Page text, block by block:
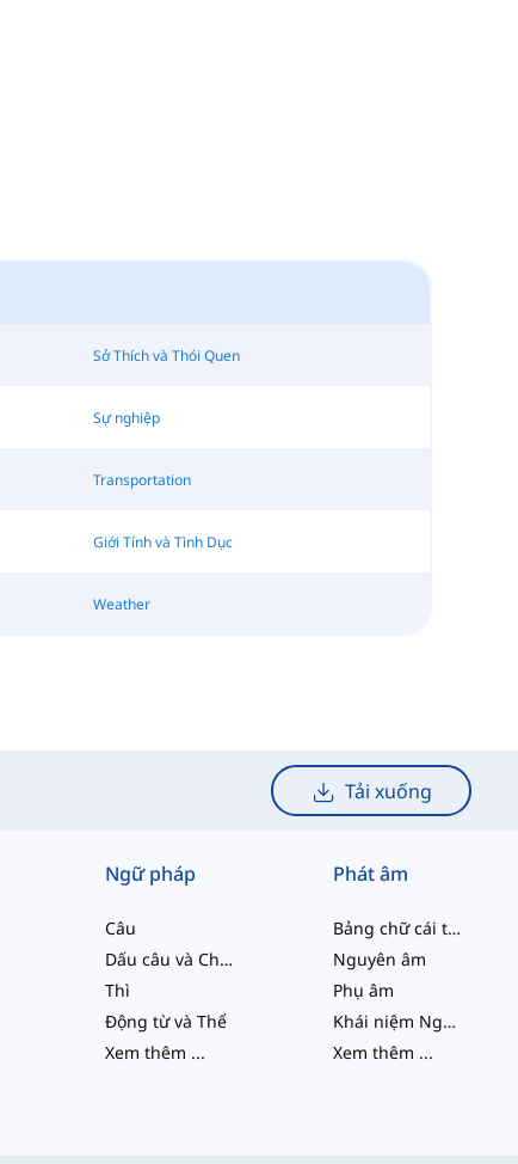
Sở Thích và Thói Quen
Sự nghiệp
Transportation
Giới Tính và Tình Dục
Weather
Tải xuống
Ngữ pháp
Câu
Dấu câu và Chính tả
Thì
Động từ và Thể
Xem thêm ...
Phát âm
Bảng chữ cái tiếng Anh
Nguyên âm
Phụ âm
Khái niệm Ngữ âm học
Xem thêm ...